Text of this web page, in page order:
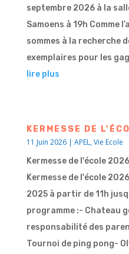
septembre 2026 à la
Samoens à 19h Comme
sommes à la recherche
exemplaires pour les
lire plus
KERMESSE DE
11 Juin 2026| APEL,Vie Ecole
Kermesse de l'école
Kermesse de l'école
2025 à partir de 11h
programme :- Chateau
responsabilité des
Tournoi de ping pong-